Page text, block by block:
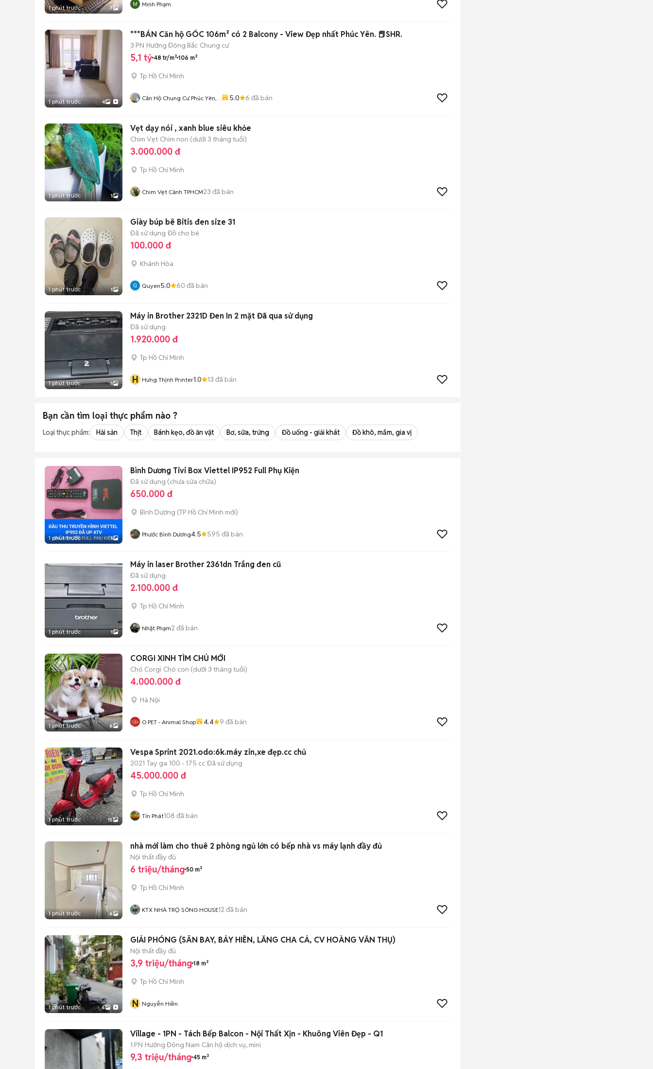
1 phút trước 7 Minh Phạm
1 phút trước 4
***BÁN Căn hộ GÓC 106m² có 2 Balcony - View Đẹp nhất Phúc Yên. 📕SHR.
3 PN Hướng Đông Bắc Chung cư
5,1 tỷ 48 tr/m² 106 m²
Tp Hồ Chí Minh
Căn Hộ Chung Cư Phúc Yên,
5.0 6 đã bán
1 phút trước 1
Vẹt dạy nói , xanh blue siêu khỏe
Chim Vẹt Chim non (dưới 3 tháng tuổi)
3.000.000 đ
Tp Hồ Chí Minh
Chim Vẹt Cảnh TPHCM23 đã bán
1 phút trước 1
Giày búp bê Bitis đen size 31
Đã sử dụng Đồ cho bé
100.000 đ
Khánh Hòa
Quyen5.0 60 đã bán
1 phút trước 1
Máy in Brother 2321D Đen In 2 mặt Đã qua sử dụng
Đã sử dụng
1.920.000 đ
Tp Hồ Chí Minh
H Hưng Thịnh Printer1.0 13 đã bán
Bạn cần tìm loại thực phẩm nào ?
Loại thực phẩm: Hải sản Thịt Bánh kẹo, đồ ăn vặt Bơ, sữa, trứng Đồ uống - giải khát Đồ khô, mắm, gia vị
1 phút trước 1
Bình Dương Tivi Box Viettel IP952 Full Phụ Kiện
Đã sử dụng (chưa sửa chữa)
650.000 đ
Bình Dương (TP Hồ Chí Minh mới)
Phước Bình Dương4.5 595 đã bán
1 phút trước 1
Máy in laser Brother 2361dn Trắng đen cũ
Đã sử dụng
2.100.000 đ
Tp Hồ Chí Minh
Nhật Phạm2 đã bán
1 phút trước 6
CORGI XINH TÌM CHỦ MỚI
Chó Corgi Chó con (dưới 3 tháng tuổi)
4.000.000 đ
Hà Nội
O PET - Animal Shop 4.4 9 đã bán
1 phút trước 15
Vespa Sprint 2021.odo:6k.máy zin,xe đẹp.cc chủ
2021 Tay ga 100 - 175 cc Đã sử dụng
45.000.000 đ
Tp Hồ Chí Minh
Tín Phát108 đã bán
1 phút trước 6
nhà mới làm cho thuê 2 phòng ngủ lớn có bếp nhà vs máy lạnh đầy đủ
Nội thất đầy đủ
6 triệu/tháng 50 m²
Tp Hồ Chí Minh
KTX NHÀ TRỌ SÓNG HOUSE12 đã bán
1 phút trước 6
GIẢI PHÓNG (SÂN BAY, BẢY HIỀN, LĂNG CHA CẢ, CV HOÀNG VĂN THỤ)
Nội thất đầy đủ
3,9 triệu/tháng 18 m²
Tp Hồ Chí Minh
N Nguyễn Hiền
Village - 1PN - Tách Bếp Balcon - Nội Thất Xịn - Khuông Viên Đẹp - Q1
1 PN Hướng Đông Nam Căn hộ dịch vụ, mini
9,3 triệu/tháng 45 m²